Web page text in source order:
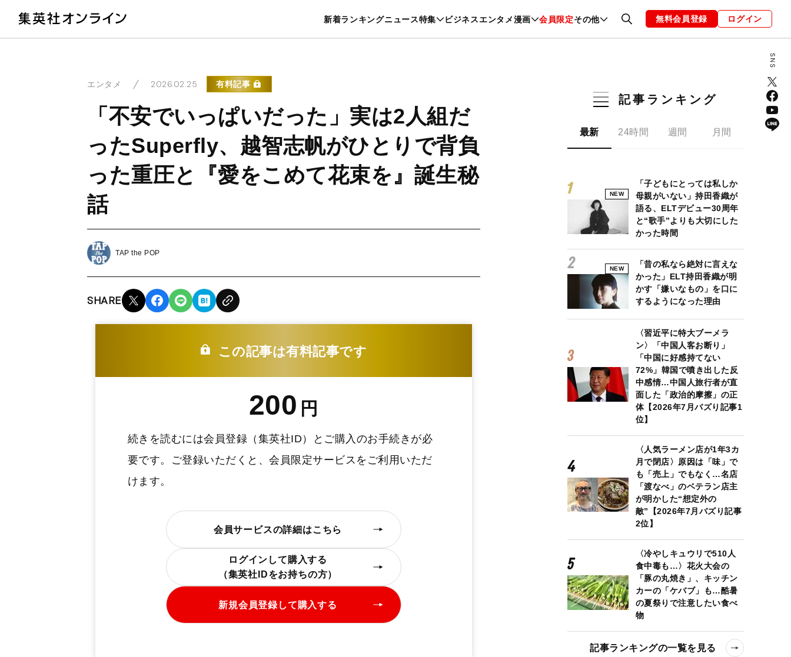
新着ランキングニュース特集 ビジネスエンタメ漫画 会員限定その他
暮らし スポーツ ヘルスケア 美容 グルメ ファッション 恋愛・結婚 編集部 お知らせ
無料会員登録 ログイン
エンタメ 2026.02.25 有料記事
「不安でいっぱいだった」実は2人組だ
ったSuperfly、越智志帆がひとりで背負
った重圧と『愛をこめて花束を』誕生秘
話
TAP the POP
SHARE
この記事は有料記事です
200 円
続きを読むには会員登録（集英社ID）とご購入のお手続きが必
要です。ご登録いただくと、会員限定サービスをご利用いただ
けます。
会員サービスの詳細はこちら
ログインして購入する
（集英社IDをお持ちの方）
新規会員登録して購入する
記事ランキング
最新 24時間 週間 月間
NEW
「子どもにとっては私しか
母親がいない」持田香織が
語る、ELTデビュー30周年
と“歌手”よりも大切にした
かった時間
NEW
「昔の私なら絶対に言えな
かった」ELT持田香織が明
かす「嫌いなもの」を口に
するようになった理由
〈習近平に特大ブーメラ
ン〉「中国人客お断り」
「中国に好感持てない
72%」韓国で噴き出した反
中感情…中国人旅行者が直
面した「政治的摩擦」の正
体【2026年7月バズり記事1
位】
〈人気ラーメン店が1年3カ
月で閉店〉原因は「味」で
も「売上」でもなく…名店
「渡なべ」のベテラン店主
が明かした“想定外の
敵”【2026年7月バズり記事
2位】
〈冷やしキュウリで510人
食中毒も…〉花火大会の
「豚の丸焼き」、キッチン
カーの「ケバブ」も…酷暑
の夏祭りで注意したい食べ
物
記事ランキングの一覧を見る